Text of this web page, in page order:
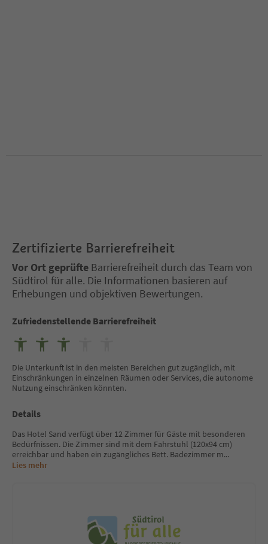
Zertifizierte Barrierefreiheit
Vor Ort geprüfte Barrierefreiheit durch das Team von
Südtirol für alle. Die Informationen basieren auf
Erhebungen und objektiven Bewertungen.
Zufriedenstellende Barrierefreiheit
Die Unterkunft ist in den meisten Bereichen gut zugänglich, mit
Einschränkungen in einzelnen Räumen oder Services, die autonome
Nutzung einschränken könnten.
Details
Das Hotel Sand verfügt über 12 Zimmer für Gäste mit besonderen
Bedürfnissen. Die Zimmer sind mit dem Fahrstuhl (120x94 cm)
erreichbar und haben ein zugängliches Bett. Badezimmer m...
Lies mehr